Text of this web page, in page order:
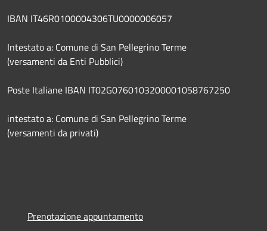
IBAN IT46R0100004306TU0000006057
Intestato a: Comune di San Pellegrino Terme
(versamenti da Enti Pubblici)
Poste Italiane IBAN IT02G0760103200001058767250
intestato a: Comune di San Pellegrino Terme
(versamenti da privati)
Prenotazione appuntamento